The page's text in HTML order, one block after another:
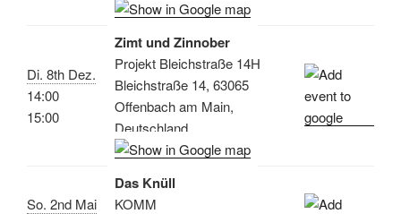
Di. 8th Dez.
14:00
15:00
Zimt und Zinnober
Projekt Bleichstraße 14H
Bleichstraße 14, 63065
Offenbach am Main,
Deutschland
So. 2nd Mai
Das Knüll
KOMM